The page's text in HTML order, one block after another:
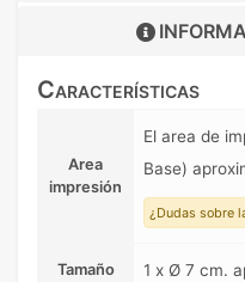
Características
Area
impresión
El area de
Base)
¿Dudas sobre
Tamaño 1 x Ø 7 cm.